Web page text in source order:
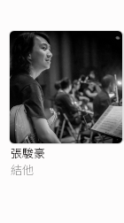
張駿豪
結他